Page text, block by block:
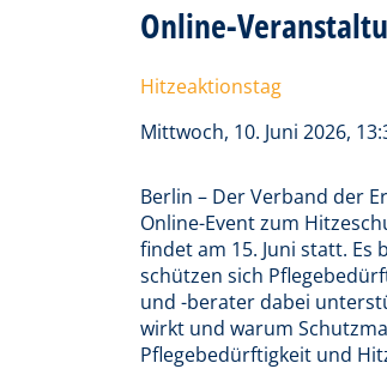
Online-
Hitzeaktionstag
Mittwoch, 10. Juni 2026,
Berlin – Der Verband der
Online-Event zum
findet am 15. Juni statt. Es
schützen sich
und -berater dabei
wirkt und warum
Pflegebedürftigkeit und